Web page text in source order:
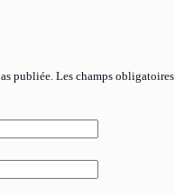
publiée. Les champs obligatoires